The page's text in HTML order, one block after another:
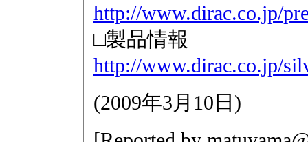
http://www.dirac.co.jp/
□製品情報
http://www.dirac.co.jp/
(2009年3月10日 )